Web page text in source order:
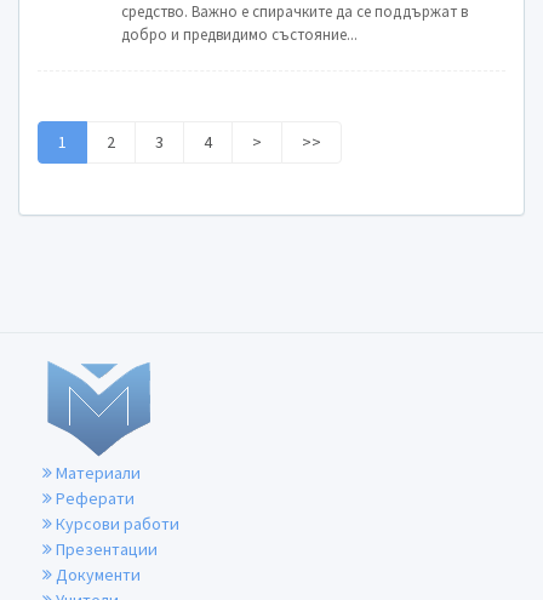
средство. Важно е спирачките да се поддържат в
добро и предвидимо състояние...
1 2 3 4 > >>
Материали
Реферати
Курсови работи
Презентации
Документи